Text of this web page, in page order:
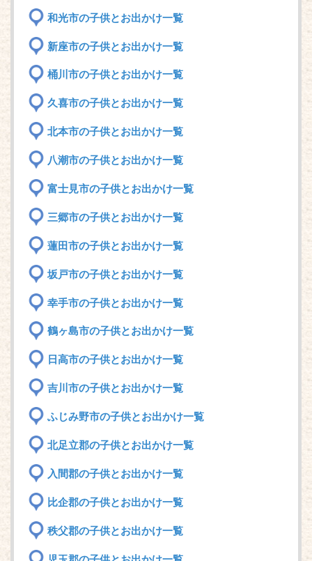
和光市の子供とお出かけ一覧
新座市の子供とお出かけ一覧
桶川市の子供とお出かけ一覧
久喜市の子供とお出かけ一覧
北本市の子供とお出かけ一覧
八潮市の子供とお出かけ一覧
富士見市の子供とお出かけ一覧
三郷市の子供とお出かけ一覧
蓮田市の子供とお出かけ一覧
坂戸市の子供とお出かけ一覧
幸手市の子供とお出かけ一覧
鶴ヶ島市の子供とお出かけ一覧
日高市の子供とお出かけ一覧
吉川市の子供とお出かけ一覧
ふじみ野市の子供とお出かけ一覧
北足立郡の子供とお出かけ一覧
入間郡の子供とお出かけ一覧
比企郡の子供とお出かけ一覧
秩父郡の子供とお出かけ一覧